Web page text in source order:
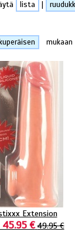
lista
mukaan
Extension
45.95 € 49.95 €